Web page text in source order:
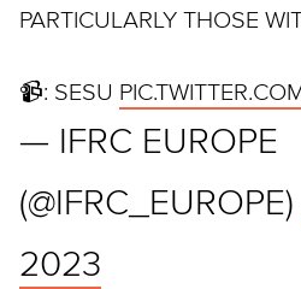
PARTICULARLY THOSE
📹: SESU
— IFRC EUROPE
(@IFRC_EUROPE)
2023